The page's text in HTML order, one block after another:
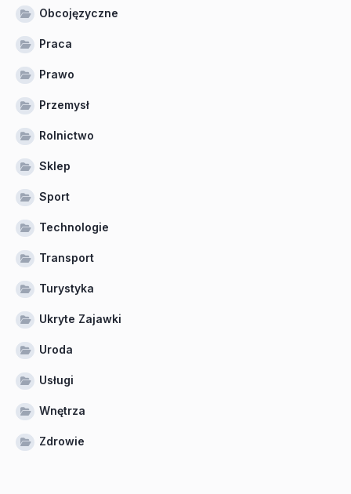
Obcojęzyczne
Praca
Prawo
Przemysł
Rolnictwo
Sklep
Sport
Technologie
Transport
Turystyka
Ukryte Zajawki
Uroda
Usługi
Wnętrza
Zdrowie